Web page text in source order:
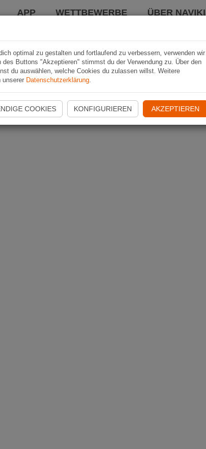
APP WETTBEWERBE ÜBER NAVIKI
optimal zu gestalten und fortlaufend zu verbessern, verwenden wir
Buttons "Akzeptieren" stimmst du der Verwendung zu. Über den
du auswählen, welche Cookies du zulassen willst. Weitere
unserer Datenschutzerklärung.
COOKIES KONFIGURIEREN AKZEPTIEREN